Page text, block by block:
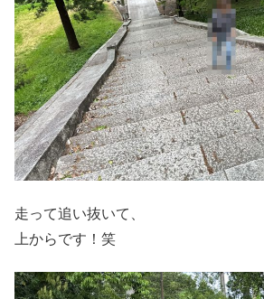
走って追い抜いて、
上からです！笑